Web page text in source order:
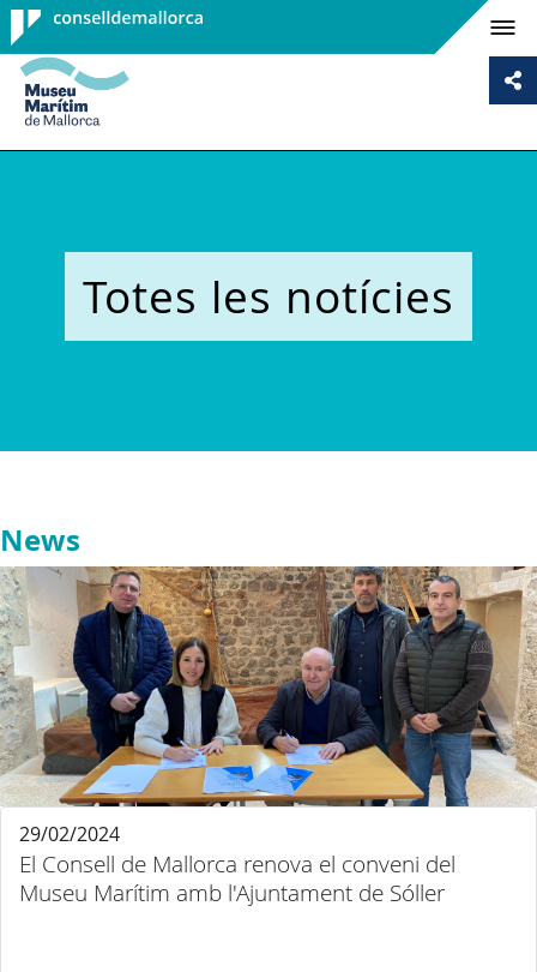
Consell de
Mallorca
Totes les notícies
News
El Consell de Mallorca renova el conveni del
Museu Marítim amb l'Ajuntament de Sóller
29/02/2024